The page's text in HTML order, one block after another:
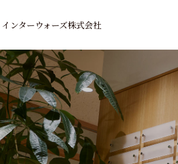
インターウォーズ株式会社